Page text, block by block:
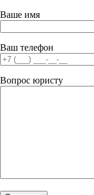
Ваше имя
Ваш телефон
Вопрос юристу